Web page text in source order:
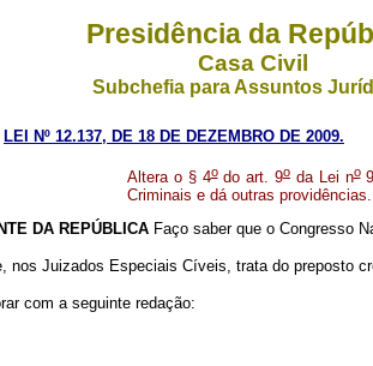
Presidência da
Casa Civil
Subchefia para Assuntos
LEI Nº 12.137, DE 18 DE DEZEMBRO DE 2009.
Altera o § 4odo art. 9o da Lei no
Criminais e dá outras providências.
DA REPÚBLICA Faço saber que o Congresso
nos Juizados Especiais Cíveis, trata do preposto
com a seguinte redação: